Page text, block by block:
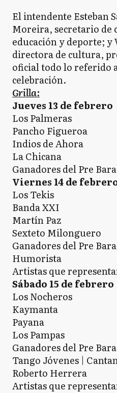
El intendente Esteban
Moreira, secretario
educación y deporte; y
directora de cultura,
oficial todo lo referido
celebración.
Grilla:
Jueves 13 de febrero
Los Palmeras
Pancho Figueroa
Indios de Ahora
La Chicana
Ganadores del Pre
Viernes 14 de
Los Tekis
Banda XXI
Martín Paz
Sexteto Milonguero
Ganadores del Pre
Humorista
Artistas que
Sábado 15 de febrero
Los Nocheros
Kaymanta
Payana
Los Pampas
Ganadores del Pre
Tango Jóvenes |
Roberto Herrera
Artistas que